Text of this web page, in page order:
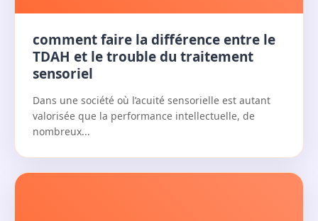
comment faire la différence entre le
TDAH et le trouble du traitement
sensoriel
Dans une société où l’acuité sensorielle est autant
valorisée que la performance intellectuelle, de
nombreux...